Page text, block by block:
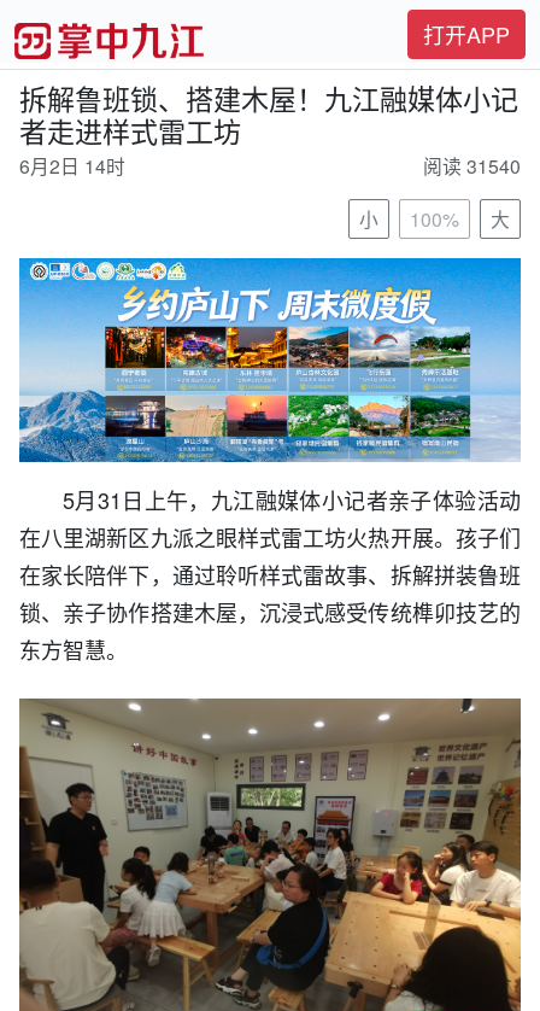
打开APP
拆解鲁班锁、搭建木屋！九江融媒体小记
者走进样式雷工坊
6月2日 14时
阅读 31540
小
100% 大
5月31日上午，九江融媒体小记者亲子体验活动
在八里湖新区九派之眼样式雷工坊火热开展。孩子们
在家长陪伴下，通过聆听样式雷故事、拆解拼装鲁班
锁、亲子协作搭建木屋，沉浸式感受传统榫卯技艺的
东方智慧。